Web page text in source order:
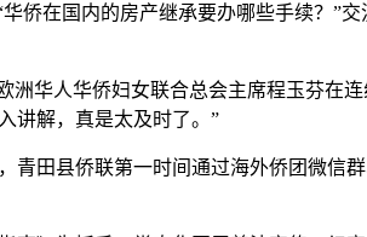
在国内的房产继承要办哪些手续？”
华人华侨妇女联合总会主席程玉芬在
讲解，真是太及时了。”
田县侨联第一时间通过海外侨团微信